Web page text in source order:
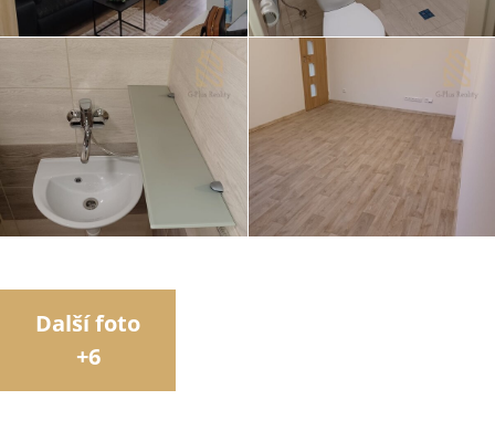
Další foto
+6